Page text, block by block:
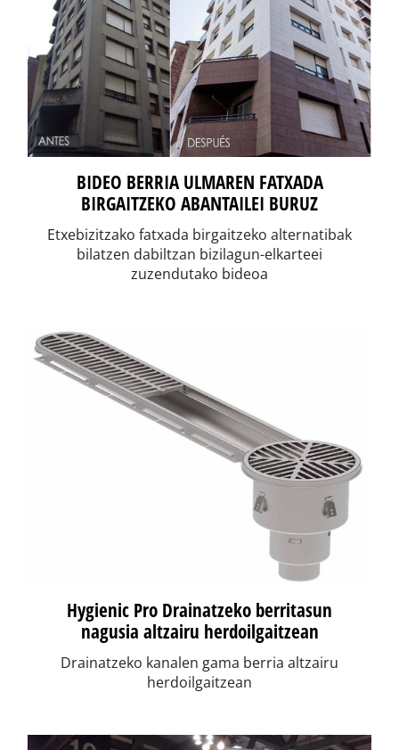
BIDEO BERRIA ULMAREN FATXADA
BIRGAITZEKO ABANTAILEI BURUZ
Etxebizitzako fatxada birgaitzeko alternatibak
bilatzen dabiltzan bizilagun-elkarteei
zuzendutako bideoa
Hygienic Pro Drainatzeko berritasun
nagusia altzairu herdoilgaitzean
Drainatzeko kanalen gama berria altzairu
herdoilgaitzean